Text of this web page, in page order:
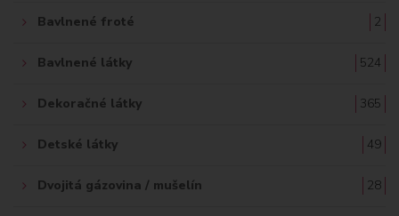
Bavlnené froté 2
Bavlnené látky 524
Dekoračné látky 365
Detské látky 49
Dvojitá gázovina / mušelín 28